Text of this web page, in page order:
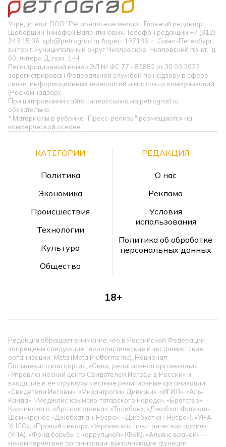
Учредители: ООО "Региональные медиа". Главный редактор:
Шабаршин Тимофей Валентинович. Телефон редакции +7 (812)
243 15 06, spb@petrograd.ru Адрес: 197136, г. Санкт-Петербург,
вн.тер.г.муниципальный округ Чкаловское, Чкаловский пр-кт., д.
60, литера Д, пом. 1-Н
Регистрационный номер ЭЛ № ФС 77 - 82882 от 30.03.2022
зарегистрирован Федеральной службой по надзору в сфере
связи, информационных технологий и массовых коммуникаций
(Роскомнадзор).
При цитировании сайта гиперссылка на petrograd.ru
обязательна.
* Материалы в рубрике "Пресс-релизы" размещаются на
коммерческой основе.
КАТЕГОРИИ
Политика
Экономика
Происшествия
Технологии
Культура
Общество
РЕДАКЦИЯ
О нас
Реклама
Условия
использования
Политика об обработке
персональных данных
18+
Редакция обращает внимание, что в Российской Федерации
запрещены следующие террористические и экстремистские
организации: Meta (Meta Platforms Inc), Национал-
Большевистская партия, «Сеть», религиозная организация
«Управленческий центр Свидетелей Иеговы в России» и
входящие в ее структуру местные религиозные организации,
«Свидетели Иеговы», «Мизантропик Дивижн», «ИГИЛ», «Аль-
Каида», «Меджлис крымско-татарского народа», «Братство»
Корчинского, «Артподготовка», «Талибан», «Джабхат Фатх аш-
Шам» (ранее «Джабхат ан-Нусра», «Джебхат ан-Нусра»), «УНА-
УНСО», «Правый сектор», «Украинская повстанческая армия»
(УПА). «Фонд борьбы с коррупцией» (ФБК), «Альянс врачей» —
некоммерческие организации, выполняющие функции